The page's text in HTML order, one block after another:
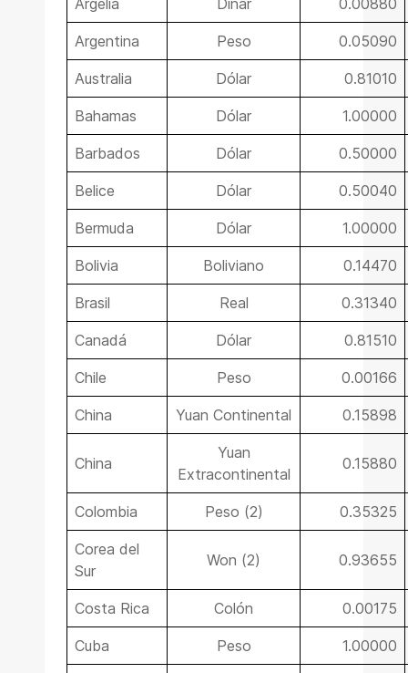
Argelia Dinar 0.00880
Argentina Peso 0.05090
Australia Dólar 0.81010
Bahamas Dólar 1.00000
Barbados Dólar 0.50000
Belice Dólar 0.50040
Bermuda Dólar 1.00000
Bolivia Boliviano 0.14470
Brasil Real 0.31340
Canadá Dólar 0.81510
Chile Peso 0.00166
China Yuan Continental 0.15898
China
Yuan
Extracontinental
0.15880
Colombia Peso (2) 0.35325
Corea del
Sur
Won (2) 0.93655
Costa Rica Colón 0.00175
Cuba Peso 1.00000